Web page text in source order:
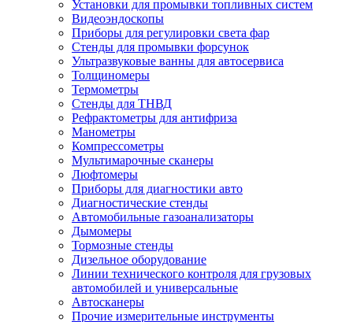
Установки для промывки топливных систем
Видеоэндоскопы
Приборы для регулировки света фар
Стенды для промывки форсунок
Ультразвуковые ванны для автосервиса
Толщиномеры
Термометры
Стенды для ТНВД
Рефрактометры для антифриза
Манометры
Компрессометры
Мультимарочные сканеры
Люфтомеры
Приборы для диагностики авто
Диагностические стенды
Автомобильные газоанализаторы
Дымомеры
Тормозные стенды
Дизельное оборудование
Линии технического контроля для грузовых
автомобилей и универсальные
Автосканеры
Прочие измерительные инструменты